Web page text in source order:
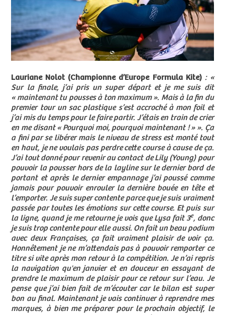
Lauriane Nolot (Championne d’Europe Formula Kite): «
Sur la finale, j’ai pris un super départ et je me suis dit
« maintenant tu pousses à ton maximum ». Mais à la fin du
premier tour un sac plastique s’est accroché à mon foil et
j’ai mis du temps pour le faire partir. J’étais en train de crier
en me disant « Pourquoi moi, pourquoi maintenant ! » ». Ça
a fini par se libérer mais le niveau de stress est monté tout
en haut, je ne voulais pas perdre cette course à cause de ça.
J’ai tout donné pour revenir au contact de Lily (Young) pour
pouvoir la pousser hors de la layline sur le dernier bord de
portant et après le dernier empannage j’ai poussé comme
jamais pour pouvoir enrouler la dernière bouée en tête et
l’emporter. Je suis super contente parce que je suis vraiment
passée par toutes les émotions sur cette course. Et puis sur
la ligne, quand je me retourne je vois que Lysa fait 3e, donc
je suis trop contente pour elle aussi. On fait un beau podium
avec deux Françaises, ça fait vraiment plaisir de voir ça.
Honnêtement je ne m’attendais pas à pouvoir remporter ce
titre si vite après mon retour à la compétition. Je n’ai repris
la navigation qu'en janvier et en douceur en essayant de
prendre le maximum de plaisir pour ce retour sur l’eau. Je
pense que j’ai bien fait de m’écouter car le bilan est super
bon au final. Maintenant je vais continuer à reprendre mes
marques, à bien me préparer pour le prochain objectif, le